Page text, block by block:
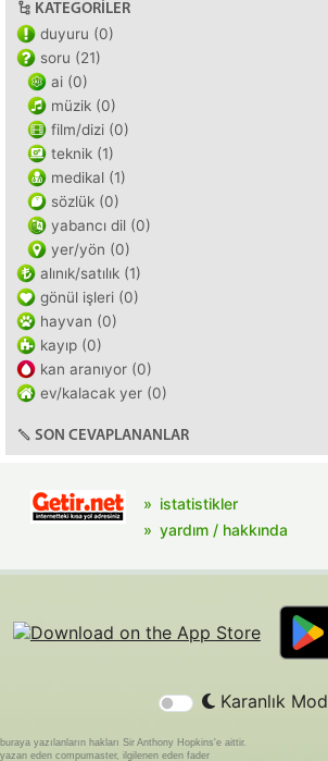
KATEGORILER
duyuru (0)
soru (21)
ai (0)
müzik (0)
film/dizi (0)
teknik (1)
medikal (1)
sözlük (0)
yabancı dil (0)
yer/yön (0)
alınık/satılık (1)
gönül işleri (0)
hayvan (0)
kayıp (0)
kan aranıyor (0)
ev/kalacak yer (0)
SON CEVAPLANANLAR
istatistikler
yardım / hakkında
Karanlık Mod
buraya yazılanların hakları Sir Anthony Hopkins'e aittir.
yazan eden compumaster, ilgilenen eden fader